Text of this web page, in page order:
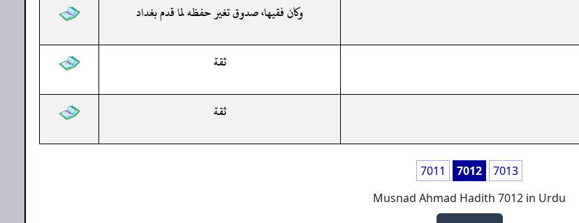
وكان فقيها، صدوق تغير حفظه لما قدم بغداد
ثقة
ثقة
7011 7012
7013
Musnad Ahmad Hadith 7012 in Urdu